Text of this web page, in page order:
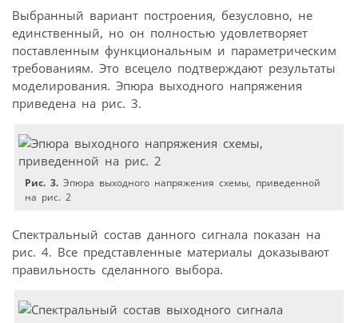
Выбранный вариант построения, безусловно, не
единственный, но он полностью удовлетворяет
поставленным функциональным и параметрическим
требованиям. Это всецело подтверждают результаты
моделирования. Эпюра выходного напряжения
приведена на рис. 3.
Рис. 3. Эпюра выходного напряжения схемы, приведенной
на рис. 2
Спектральный состав данного сигнала показан на
рис. 4. Все представленные материалы доказывают
правильность сделанного выбора.